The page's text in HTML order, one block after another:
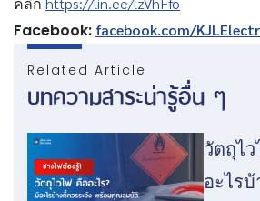
คลิก
Facebook: facebook.com/
Related Article
บทความสาระน่ารู้อื่น ๆ
วัตถุไ
อะไร